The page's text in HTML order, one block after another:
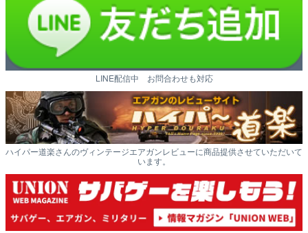
LINE配信中 お問合わせも対応
ハイパー道楽さんのヴィンテージエアガンレビューに商品提供させていただいて
います。